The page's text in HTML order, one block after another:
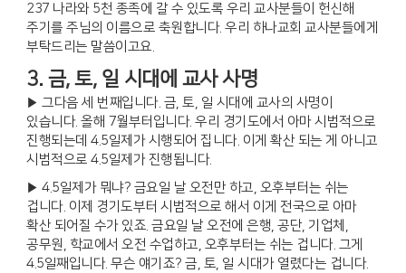
237 나라와 5천 종족에 갈 수 있도록 우리 교사분들이 헌신해
주기를 주님의 이름으로 축원합니다. 우리 하나교회 교사분들에게
부탁드리는 말씀이고요.
3. 금, 토, 일 시대에 교사 사명
▶ 그다음 세 번째입니다. 금, 토, 일 시대에 교사의 사명이
있습니다. 올해 7월부터입니다. 우리 경기도에서 아마 시범적으로
진행되는데 4.5일제가 시행되어 집니다. 이게 확산 되는 게 아니고
시범적으로 4.5일제가 진행됩니다.
▶ 4.5일제가 뭐냐? 금요일 날 오전만 하고, 오후부터는 쉬는
겁니다. 이제 경기도부터 시범적으로 해서 이게 전국으로 아마
확산 되어질 수가 있죠. 금요일 날 오전에 은행, 공단, 기업체,
공무원, 학교에서 오전 수업하고, 오후부터는 쉬는 겁니다. 그게
4.5일째입니다. 무슨 얘기죠? 금, 토, 일 시대가 열렸다는 겁니다.